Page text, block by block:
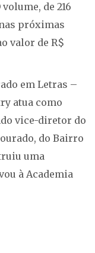
de 216
próximas
valor de R$
em Letras –
atua como
vice-diretor do
do Bairro
uma
à Academia